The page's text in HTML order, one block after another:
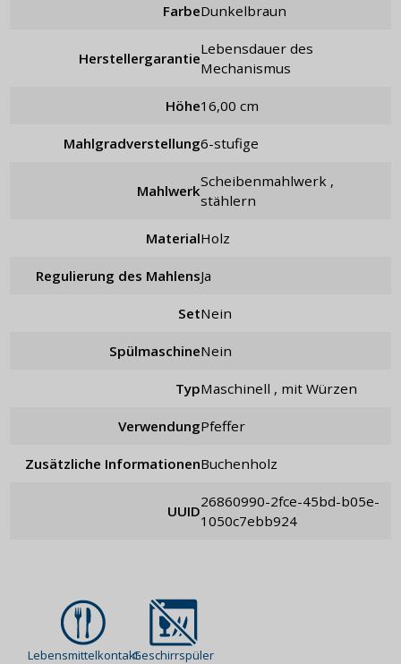
Farbe Dunkelbraun
Herstellergarantie
Lebensdauer des
Mechanismus
Höhe 16,00 cm
Mahlgradverstellung 6-stufige
Mahlwerk
Scheibenmahlwerk ,
stählern
Material Holz
Regulierung des Mahlens ja
Set nein
Spülmaschine Nein
Typ maschinell , mit Würzen
Verwendung Pfeffer
Zusätzliche Informationen Buchenholz
UUID
26860990-2fce-45bd-b05e-
1050c7ebb924
LebensmittelkontaktGeschirrspüler